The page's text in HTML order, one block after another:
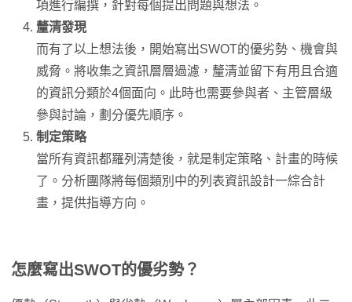
項進行編撰，針對每個提出問題與想法。
釐清發現
而有了以上想法後，開始寫出SWOT的優劣勢、機會與
威脅。將收集之資訊層層過濾，釐清並留下有用且合適
的資訊分類於4個面向。此時也需要參與者、主管層級
參與討論，劃分優先順序。
制定策略
當所有資訊都羅列清楚後，就是制定策略、計畫的時候
了。分析團隊將每個類別中的列表資訊設計一綜合計
畫，提供指導方向。
怎麼寫出SWOT的優劣勢？